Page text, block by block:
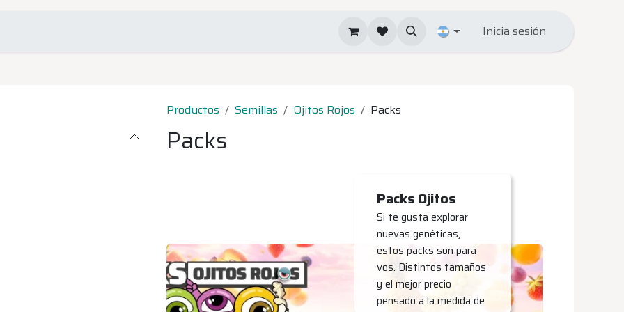
Inicia sesión
Productos Semillas Ojitos Rojos Packs
Packs
Packs Ojitos
Si te gusta explorar
nuevas genéticas,
estos packs son para
vos. Distintos tamaños
y el mejor precio
pensado a la medida de